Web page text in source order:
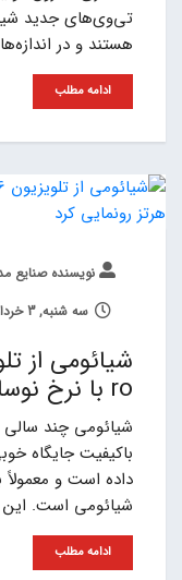
هستند و در اندازه‌های 43، 50 و 55 اینچ
ادامه مطلب
نویسنده صنایع
سه شنبه, 3 خرداد 1401, ساعت 10:45
ro با نرخ نوسازی 120 هرتز رونمایی کرد
شیائومی چند سالی
باکیفیت جایگاه
داده است و معمولاً
شیائومی است. این
ادامه مطلب